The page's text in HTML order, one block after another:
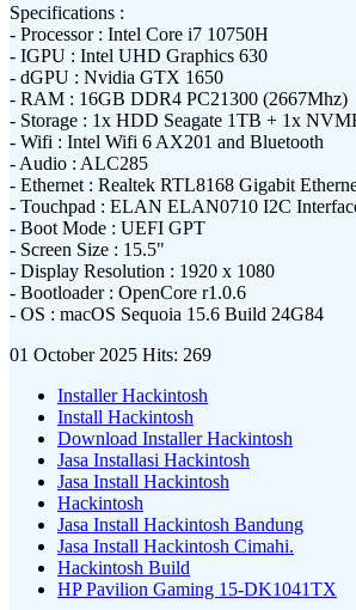
Specifications :
- Processor : Intel Core i7 10750H
- IGPU : Intel UHD Graphics 630
- dGPU : Nvidia GTX 1650
- RAM : 16GB DDR4 PC21300 (2667Mhz)
- Storage : 1x HDD Seagate 1TB + 1x
- Wifi : Intel Wifi 6 AX201 and Bluetooth
- Audio : ALC285
- Ethernet : Realtek RTL8168 Gigabit
- Touchpad : ELAN ELAN0710 I2C
- Boot Mode : UEFI GPT
- Screen Size : 15.5"
- Display Resolution : 1920 x 1080
- Bootloader : OpenCore r1.0.6
- OS : macOS Sequoia 15.6 Build 24G84
01 October 2025 Hits: 269
Installer Hackintosh
Install Hackintosh
Download Installer Hackintosh
Jasa Installasi Hackintosh
Jasa Install Hackintosh
Hackintosh
Jasa Install Hackintosh Bandung
Jasa Install Hackintosh Cimahi.
Hackintosh Build
HP Pavilion Gaming 15-DK1041TX